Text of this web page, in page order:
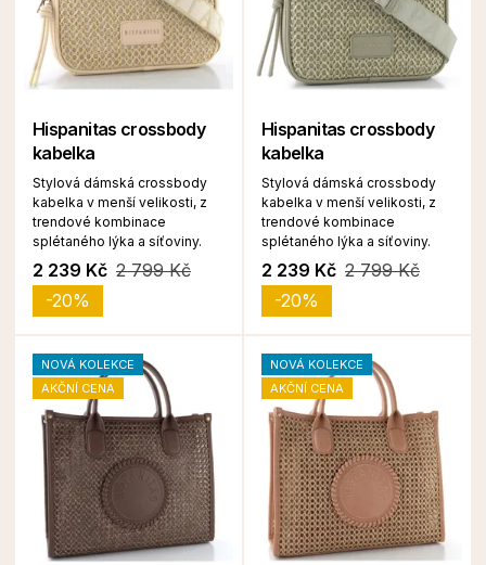
Hispanitas crossbody
kabelka
Stylová dámská crossbody
kabelka v menší velikosti, z
trendové kombinace
splétaného lýka a síťoviny.
2 239 Kč 2 799 Kč
-20%
Hispanitas crossbody
kabelka
Stylová dámská crossbody
kabelka v menší velikosti, z
trendové kombinace
splétaného lýka a síťoviny.
2 239 Kč 2 799 Kč
-20%
NOVÁ KOLEKCE
AKČNÍ CENA
NOVÁ KOLEKCE
AKČNÍ CENA